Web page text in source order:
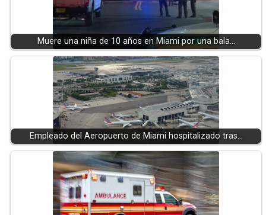
Muere una niña de 10 años en Miami por una bala…
Empleado del Aeropuerto de Miami hospitalizado tras…